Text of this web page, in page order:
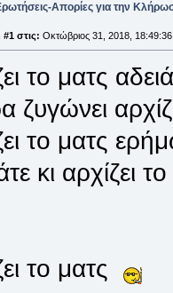
Απορίες για την
στις: Οκτώβριος 31, 2018,
το ματς
ζυγώνει
το ματς
κι αρχίζει
το ματς